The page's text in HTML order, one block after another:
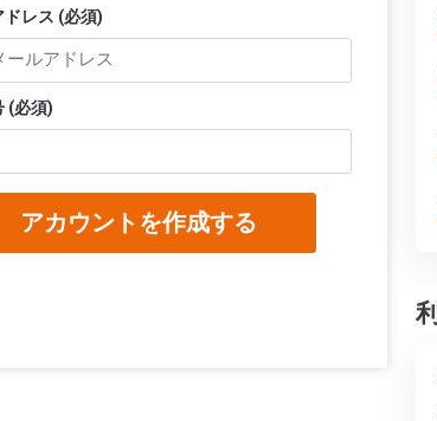
ドレス (必須)
(必須)
アカウントを作成する